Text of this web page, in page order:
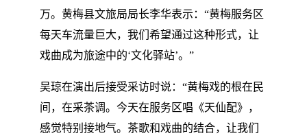
万。黄梅县文旅局局长李华表示：“黄梅服务区
每天车流量巨大，我们希望通过这种形式，让
戏曲成为旅途中的‘文化驿站’。”
吴琼在演出后接受采访时说：“黄梅戏的根在民
间，在采茶调。今天在服务区唱《天仙配》，
感觉特别接地气。茶歌和戏曲的结合，让我们